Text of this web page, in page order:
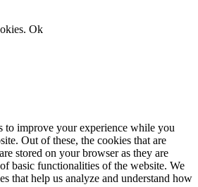
Ok
to improve your experience while you
Out of these, the cookies that are
stored on your browser as they are
basic functionalities of the website. We
that help us analyze and understand how